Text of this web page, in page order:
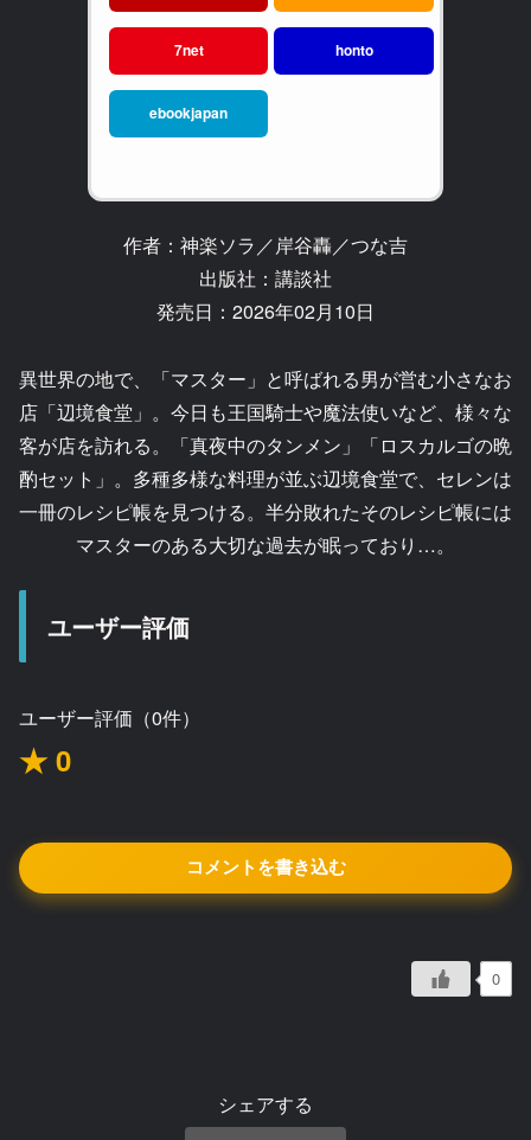
7net honto
ebookjapan
作者：神楽ソラ／岸谷轟／つな吉
出版社：講談社
発売日：2026年02月10日
異世界の地で、「マスター」と呼ばれる男が営む小さなお
店「辺境食堂」。今日も王国騎士や魔法使いなど、様々な
客が店を訪れる。「真夜中のタンメン」「ロスカルゴの晩
酌セット」。多種多様な料理が並ぶ辺境食堂で、セレンは
一冊のレシピ帳を見つける。半分敗れたそのレシピ帳には
マスターのある大切な過去が眠っており…。
ユーザー評価
ユーザー評価（0件）
★ 0
コメントを書き込む
0
シェアする